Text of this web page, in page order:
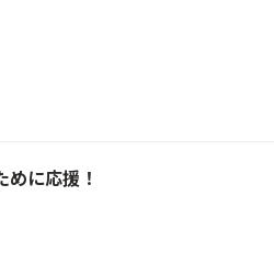
めに応援！